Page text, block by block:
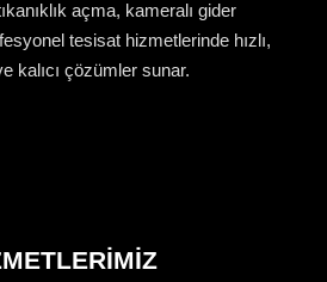
açma, kameralı gider
tesisat hizmetlerinde hızlı,
kalıcı çözümler sunar.